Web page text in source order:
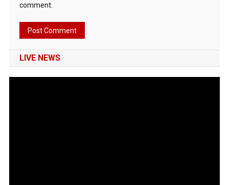
comment.
LIVE NEWS